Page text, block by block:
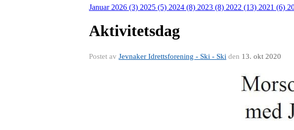
Januar 2026 (3) 2025 (5) 2024 (8) 2023 (8) 2022 (13) 2021 (6)
Aktivitetsdag
Postet av Jevnaker Idrettsforening - Ski - Ski den 13. okt 2020